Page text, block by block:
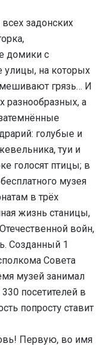
задонских
домики с
на которых
грязь… И
разнообразных, а
голубые и
туи и
голосят птицы; в
музея
в трёх
жизнь станицы,
войн,
Созданный 1
Совета
музей занимал
посетителей в
попросту ставит
Первую, во имя